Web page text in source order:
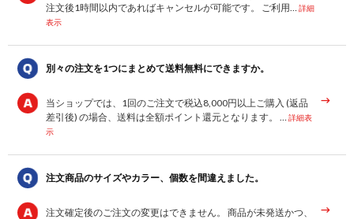
注文後1時間以内であればキャンセルが可能です。 ご利用…
詳細
表示
別々の注文を1つにまとめて送料無料にできますか。
当ショップでは、1回のご注文で税込8,000円以上ご購入 (返品
差引後) の場合、送料は全額ポイント還元となります。 …
詳細表
示
注文商品のサイズやカラー、個数を間違えました。
注文確定後のご注文の変更はできません。 商品が未発送かつ、